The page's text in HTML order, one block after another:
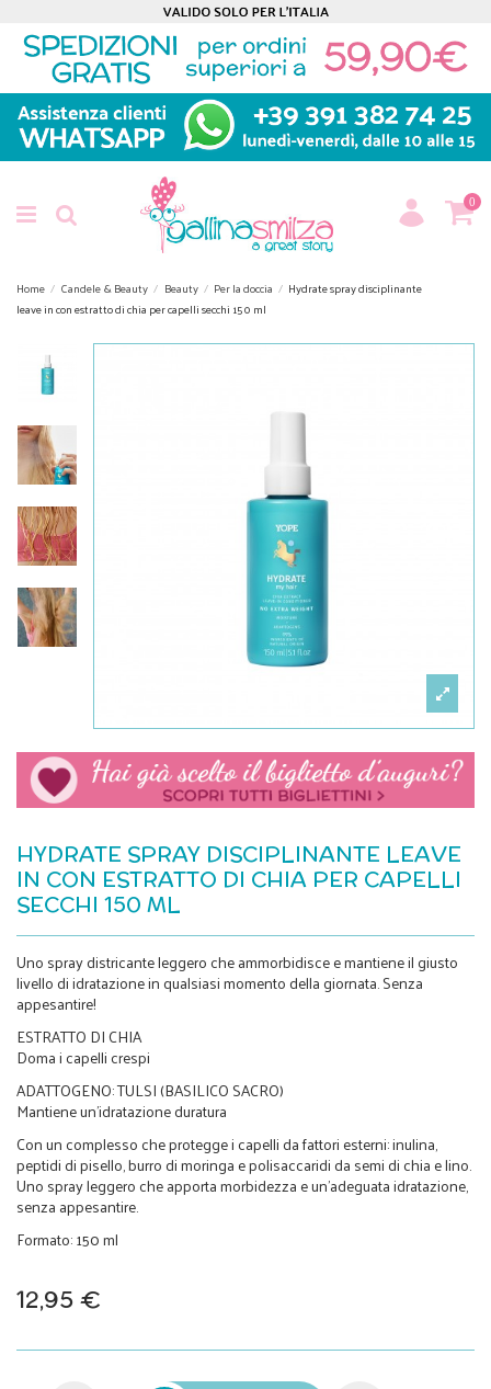
0
Home Candele & Beauty Beauty Per la doccia
Hydrate spray disciplinante
leave in con estratto di chia per capelli secchi 150 ml
HYDRATE SPRAY DISCIPLINANTE LEAVE
IN CON ESTRATTO DI CHIA PER CAPELLI
SECCHI 150 ML
Uno spray districante leggero che ammorbidisce e mantiene il giusto
livello di idratazione in qualsiasi momento della giornata. Senza
appesantire!
ESTRATTO DI CHIA
Doma i capelli crespi
ADATTOGENO: TULSI (BASILICO SACRO)
Mantiene un'idratazione duratura
Con un complesso che protegge i capelli da fattori esterni: inulina,
peptidi di pisello, burro di moringa e polisaccaridi da semi di chia e lino.
Uno spray leggero che apporta morbidezza e un'adeguata idratazione,
senza appesantire.
Formato: 150 ml
12,95 €